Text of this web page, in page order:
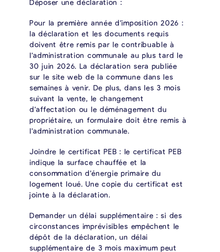
Pour la première année d’imposition 2026 :
la déclaration et les documents requis
doivent être remis par le contribuable à
l’administration communale au plus tard le
30 juin 2026. La déclaration sera publiée
sur le site web de la commune dans les
semaines à venir. De plus, dans les 3 mois
suivant la vente, le changement
d’affectation ou le déménagement du
propriétaire, un formulaire doit être remis à
l’administration communale.
Joindre le certificat PEB : le certificat PEB
indique la surface chauffée et la
consommation d’énergie primaire du
logement loué. Une copie du certificat est
jointe à la déclaration.
Demander un délai supplémentaire : si des
circonstances imprévisibles empêchent le
dépôt de la déclaration, un délai
supplémentaire de 3 mois maximum peut